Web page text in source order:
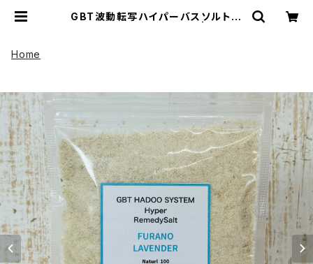
GBT波動転写ハイパーバスソルト
Home